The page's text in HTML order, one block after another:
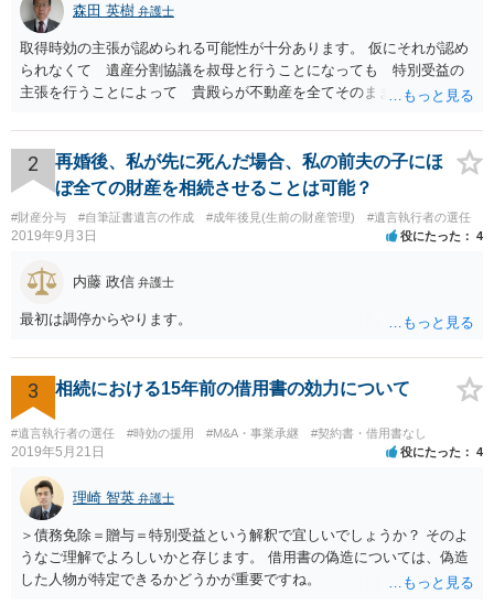
森田 英樹 弁護士
取得時効の主張が認められる可能性が十分あります。 仮にそれが認め
られなくて 遺産分割協議を叔母と行うことになっても 特別受益の
主張を行うことによって 貴殿らが不動産を全てそのまま取得できる
2
再婚後、私が先に死んだ場合、私の前夫の子にほ
ぼ全ての財産を相続させることは可能？
#財産分与 #自筆証書遺言の作成 #成年後見(生前の財産管理) #遺言執行者の選任
2019年9月3日 役にたった 4
内藤 政信 弁護士
最初は調停からやります。
3 相続における15年前の借用書の効力について
#遺言執行者の選任 #時効の援用 #M&A・事業承継 #契約書・借用書なし
2019年5月21日 役にたった 4
理崎 智英 弁護士
＞債務免除＝贈与＝特別受益という解釈で宜しいでしょうか？ そのよ
うなご理解でよろしいかと存じます。 借用書の偽造については、偽造
した人物が特定できるかどうかが重要ですね。